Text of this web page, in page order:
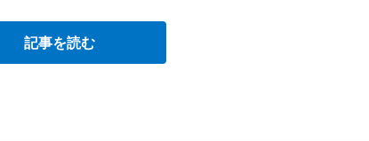
記事を読む